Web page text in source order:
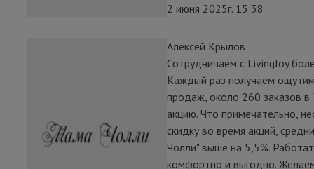
2 июня 2025г. 15:38
Алексей Крылов
Сотрудничаем с LivingJoy
Каждый раз получаем
продаж, около 260 заказов
акцию. Что примечательно,
скидку во время акций,
Чолли" выше на 5,5%.
комфортно и выгодно.